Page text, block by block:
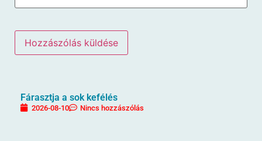
Fárasztja a sok kefélés
2026-08-10 Nincs hozzászólás